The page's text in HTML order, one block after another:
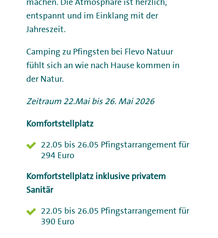
machen. Die Atmosphäre ist herzlich,
entspannt und im Einklang mit der
Jahreszeit.
Camping zu Pfingsten bei Flevo Natuur
fühlt sich an wie nach Hause kommen in
der Natur.
Zeitraum 22.Mai bis 26. Mai 2026
Komfortstellplatz
22.05 bis 26.05 Pfingstarrangement für
294 Euro
Komfortstellplatz inklusive privatem
Sanitär
22.05 bis 26.05 Pfingstarrangement für
390 Euro